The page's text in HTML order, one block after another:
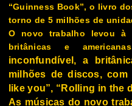
“Guinness Book”, o livro
torno de 5 milhões de
O novo trabalho levou à
britânicas e
inconfundível, a
milhões de discos, com
like you”, “Rolling in the
As músicas do novo